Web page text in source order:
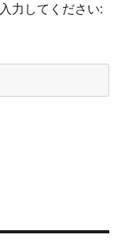
力してください: